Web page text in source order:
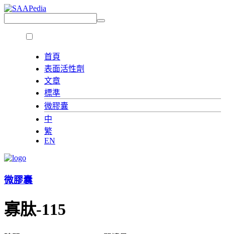
首頁
表面活性劑
文章
標準
微膠囊
中
繁
EN
微膠囊
寡肽-115